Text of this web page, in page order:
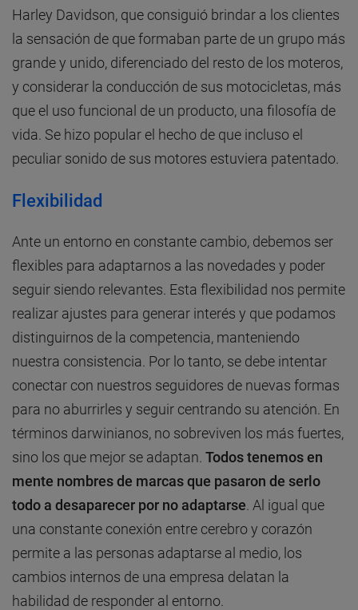
Harley Davidson, que consiguió brindar a los clientes
la sensación de que formaban parte de un grupo más
grande y unido, diferenciado del resto de los moteros,
y considerar la conducción de sus motocicletas, más
que el uso funcional de un producto, una filosofía de
vida. Se hizo popular el hecho de que incluso el
peculiar sonido de sus motores estuviera patentado.
Flexibilidad
Ante un entorno en constante cambio, debemos ser
flexibles para adaptarnos a las novedades y poder
seguir siendo relevantes. Esta flexibilidad nos permite
realizar ajustes para generar interés y que podamos
distinguirnos de la competencia, manteniendo
nuestra consistencia. Por lo tanto, se debe intentar
conectar con nuestros seguidores de nuevas formas
para no aburrirles y seguir centrando su atención. En
términos darwinianos, no sobreviven los más fuertes,
sino los que mejor se adaptan. Todos tenemos en
mente nombres de marcas que pasaron de serlo
todo a desaparecer por no adaptarse . Al igual que
una constante conexión entre cerebro y corazón
permite a las personas adaptarse al medio, los
cambios internos de una empresa delatan la
habilidad de responder al entorno.